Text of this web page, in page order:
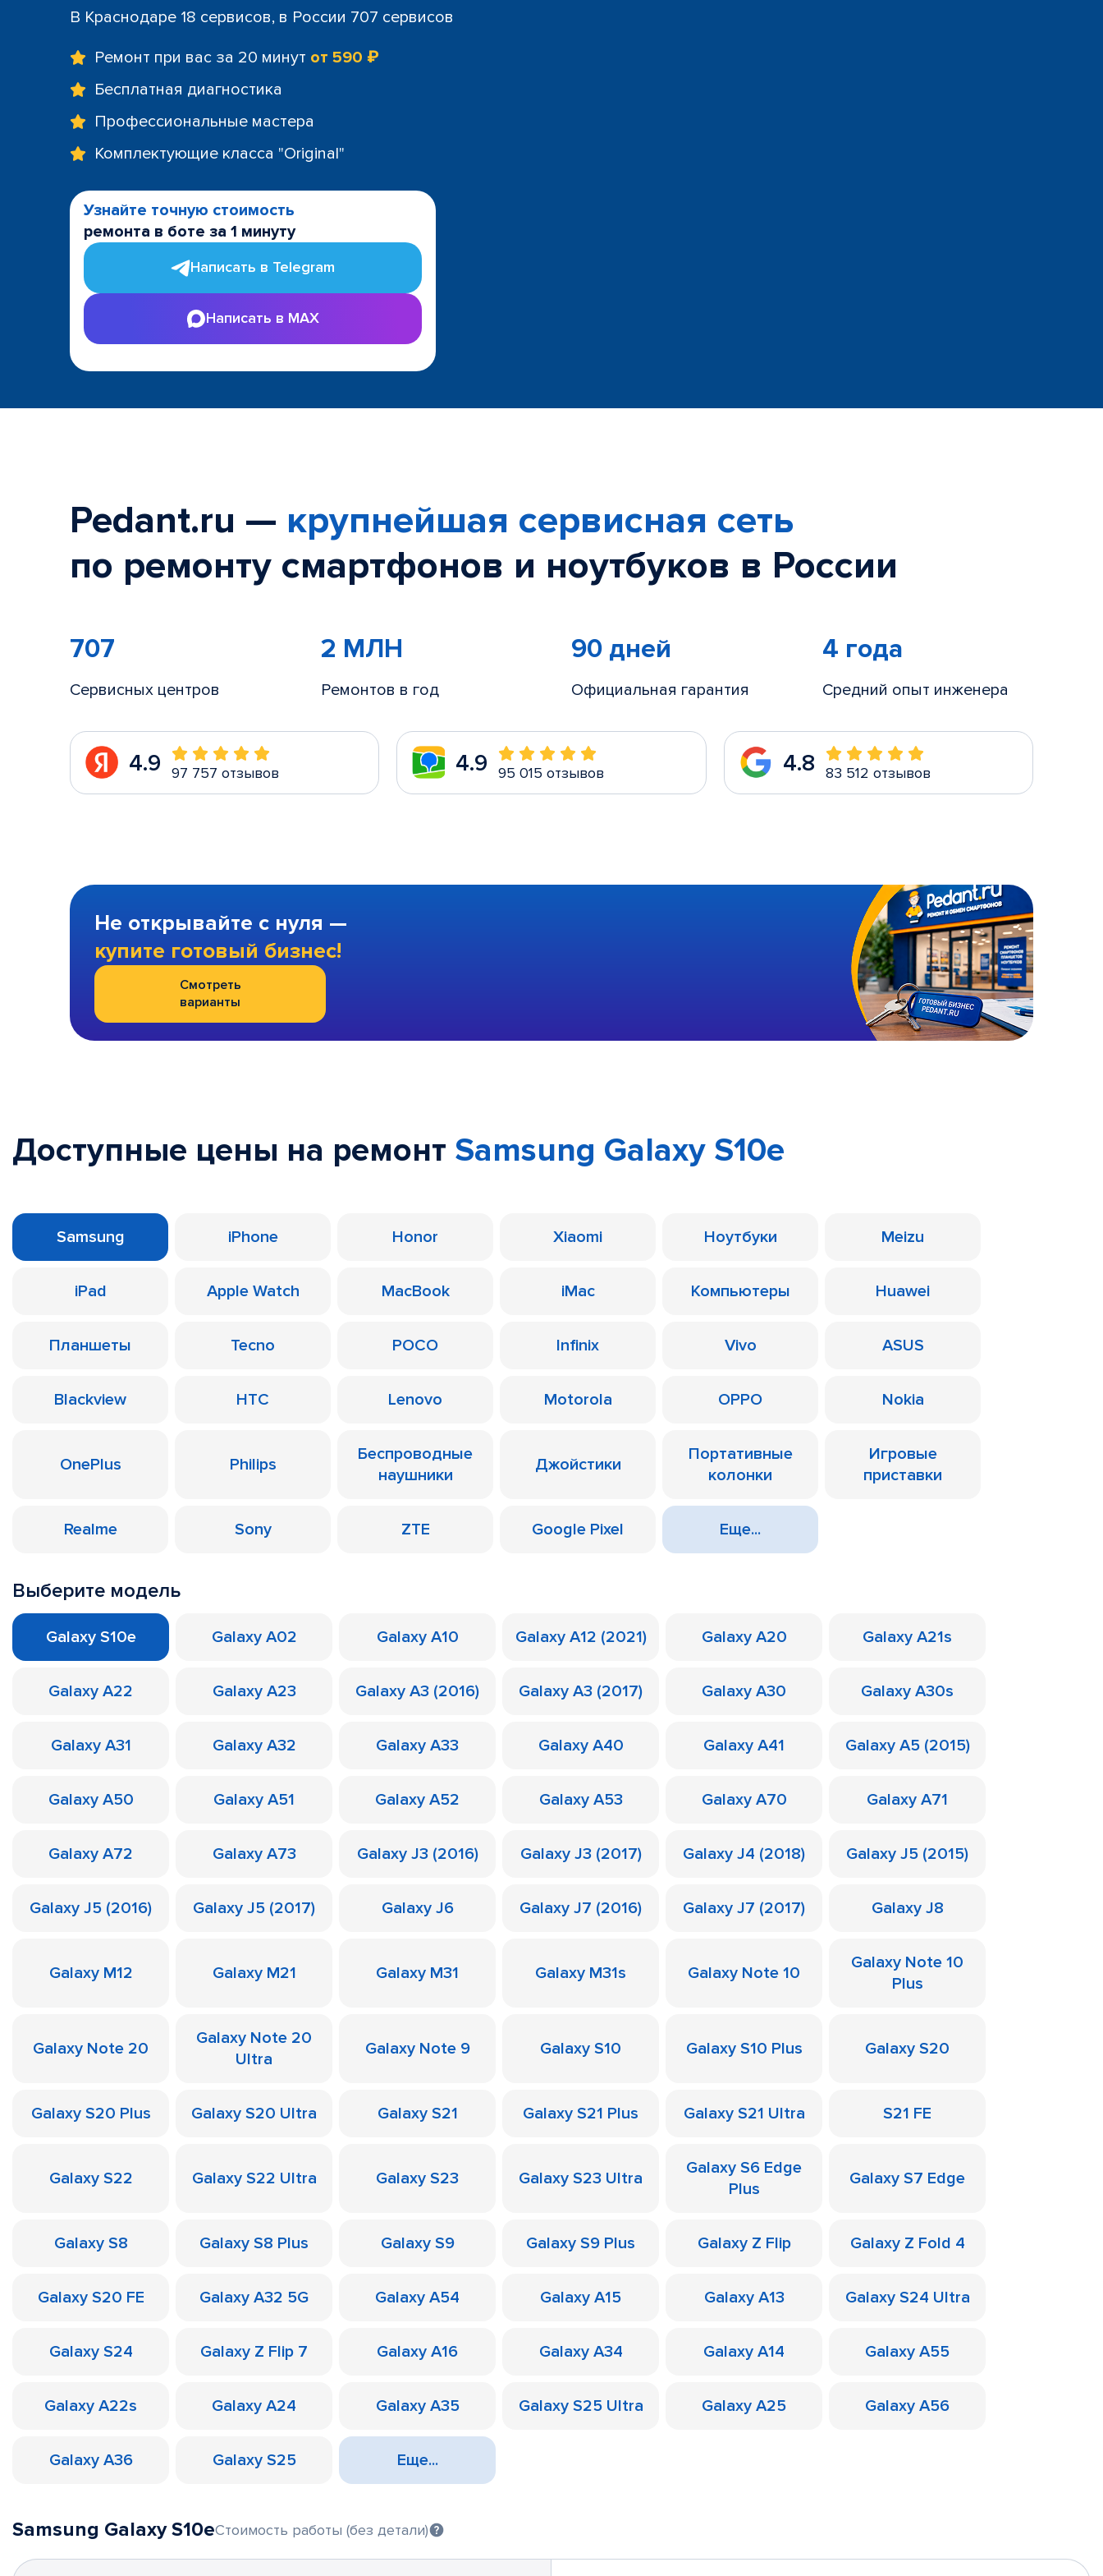
В Краснодаре 18 сервисов, в России 707 сервисов
Ремонт при вас за 20 минут от 590 ₽
Бесплатная диагностика
Профессиональные мастера
Комплектующие класса "Original"
Узнайте точную стоимость
ремонта в боте за 1 минуту
Написать в Telegram
Написать в MAX
Pedant.ru — крупнейшая сервисная сеть
по ремонту смартфонов и ноутбуков в России
707
Сервисных центров
2 МЛН
Ремонтов в год
90 дней
Официальная гарантия
4 года
Средний опыт инженера
4.9 97 757 отзывов 4.9 95 015 отзывов 4.8 83 512 отзывов
Не открывайте с нуля —
купите готовый бизнес!
Смотреть
варианты
Доступные цены на ремонт Samsung Galaxy S10e
Samsung iPhone Honor Xiaomi Ноутбуки Meizu
iPad Apple Watch MacBook iMac Компьютеры Huawei
Планшеты Tecno POCO Infinix Vivo ASUS
Blackview HTC Lenovo Motorola OPPO Nokia
OnePlus Philips
Беспроводные
наушники
Джойстики
Портативные
колонки
Игровые
приставки
Realme Sony ZTE Google Pixel Еще...
Выберите модель
Galaxy S10e Galaxy A02 Galaxy A10 Galaxy A12 (2021) Galaxy A20 Galaxy A21s
Galaxy A22 Galaxy A23 Galaxy A3 (2016) Galaxy A3 (2017) Galaxy A30 Galaxy A30s
Galaxy A31 Galaxy A32 Galaxy A33 Galaxy A40 Galaxy A41 Galaxy A5 (2015)
Galaxy A50 Galaxy A51 Galaxy A52 Galaxy A53 Galaxy A70 Galaxy A71
Galaxy A72 Galaxy A73 Galaxy J3 (2016) Galaxy J3 (2017) Galaxy J4 (2018) Galaxy J5 (2015)
Galaxy J5 (2016) Galaxy J5 (2017) Galaxy J6 Galaxy J7 (2016) Galaxy J7 (2017) Galaxy J8
Galaxy M12 Galaxy M21 Galaxy M31 Galaxy M31s Galaxy Note 10
Galaxy Note 10
Plus
Galaxy Note 20
Galaxy Note 20
Ultra
Galaxy Note 9 Galaxy S10 Galaxy S10 Plus Galaxy S20
Galaxy S20 Plus Galaxy S20 Ultra Galaxy S21 Galaxy S21 Plus Galaxy S21 Ultra S21 FE
Galaxy S22 Galaxy S22 Ultra Galaxy S23 Galaxy S23 Ultra
Galaxy S6 Edge
Plus
Galaxy S7 Edge
Galaxy S8 Galaxy S8 Plus Galaxy S9 Galaxy S9 Plus Galaxy Z Flip Galaxy Z Fold 4
Galaxy S20 FE Galaxy A32 5G Galaxy A54 Galaxy A15 Galaxy A13 Galaxy S24 Ultra
Galaxy S24 Galaxy Z Flip 7 Galaxy A16 Galaxy A34 Galaxy A14 Galaxy A55
Galaxy A22s Galaxy A24 Galaxy A35 Galaxy S25 Ultra Galaxy A25 Galaxy A56
Galaxy A36 Galaxy S25 Еще...
Samsung Galaxy S10eСтоимость работы (без детали)